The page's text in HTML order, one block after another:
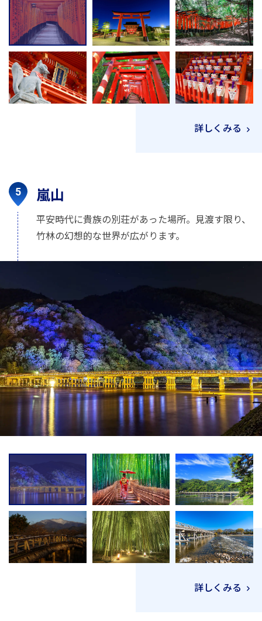
詳しくみる
嵐山
平安時代に貴族の別荘があった場所。見渡す限り、
竹林の幻想的な世界が広がります。
詳しくみる